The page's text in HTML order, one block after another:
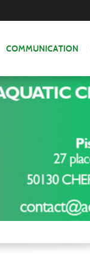
COMMUNICATION